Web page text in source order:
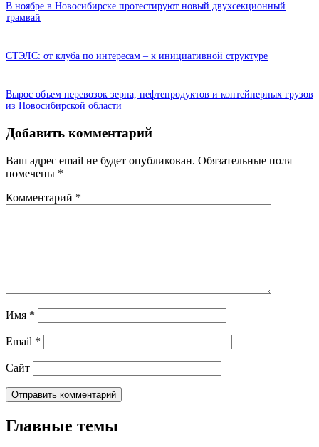
В ноябре в Новосибирске протестируют новый двухсекционный
трамвай
СТЭЛС: от клуба по интересам – к инициативной структуре
Вырос объем перевозок зерна, нефтепродуктов и контейнерных грузов
из Новосибирской области
Добавить комментарий
Ваш адрес email не будет опубликован. Обязательные поля
помечены *
Комментарий *
Имя *
Email *
Сайт
Главные темы